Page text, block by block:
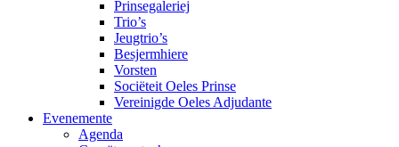
Prinsegaleriej
Trio’s
Jeugtrio’s
Besjermhiere
Vorsten
Sociëteit Oeles Prinse
Vereinigde Oeles Adjudante
Evenemente
Agenda